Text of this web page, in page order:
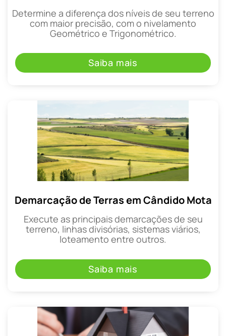
Determine a diferença dos níveis de seu terreno
com maior precisão, com o nivelamento
Geométrico e Trigonométrico.
Saiba mais
Demarcação de Terras em Cândido Mota
Execute as principais demarcações de seu
terreno, linhas divisórias, sistemas viários,
loteamento entre outros.
Saiba mais